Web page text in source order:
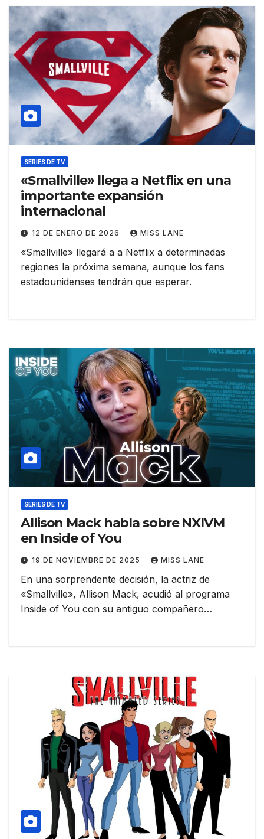
SERIES DE TV
«Smallville» llega a Netflix en una
importante expansión
internacional
12 DE ENERO DE 2026 MISS LANE
«Smallville» llegará a a Netflix a determinadas
regiones la próxima semana, aunque los fans
estadounidenses tendrán que esperar.
SERIES DE TV
Allison Mack habla sobre NXIVM
en Inside of You
19 DE NOVIEMBRE DE 2025 MISS LANE
En una sorprendente decisión, la actriz de
«Smallville», Allison Mack, acudió al programa
Inside of You con su antiguo compañero…